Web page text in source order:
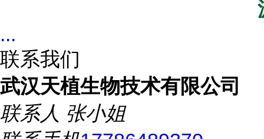
...
联系我们
武汉天植生物技术有限公司
联系人 张小姐